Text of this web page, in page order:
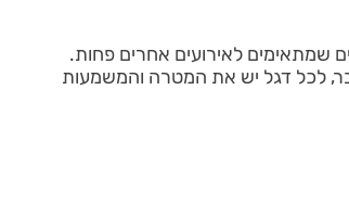
שמתאימים לאירועים אחרים פחות.
לכל דגל יש את המטרה והמשמעות